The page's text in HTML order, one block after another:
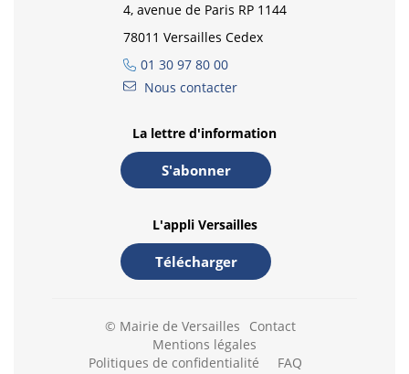
4, avenue de Paris RP 1144
78011 Versailles Cedex
01 30 97 80 00
Nous contacter
La lettre d'information
S'abonner
L'appli Versailles
Télécharger
© Mairie de Versailles
Contact
Mentions légales
Politiques de confidentialité
FAQ